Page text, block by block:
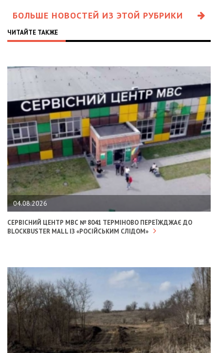
БОЛЬШЕ НОВОСТЕЙ ИЗ ЭТОЙ РУБРИКИ
ЧИТАЙТЕ ТАКЖЕ
04.08.2026
СЕРВІСНИЙ ЦЕНТР МВС № 8041 ТЕРМІНОВО ПЕРЕЇЖДЖАЄ ДО
BLOCKBUSTER MALL ІЗ «РОСІЙСЬКИМ СЛІДОМ»